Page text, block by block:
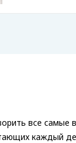
все самые
каждый